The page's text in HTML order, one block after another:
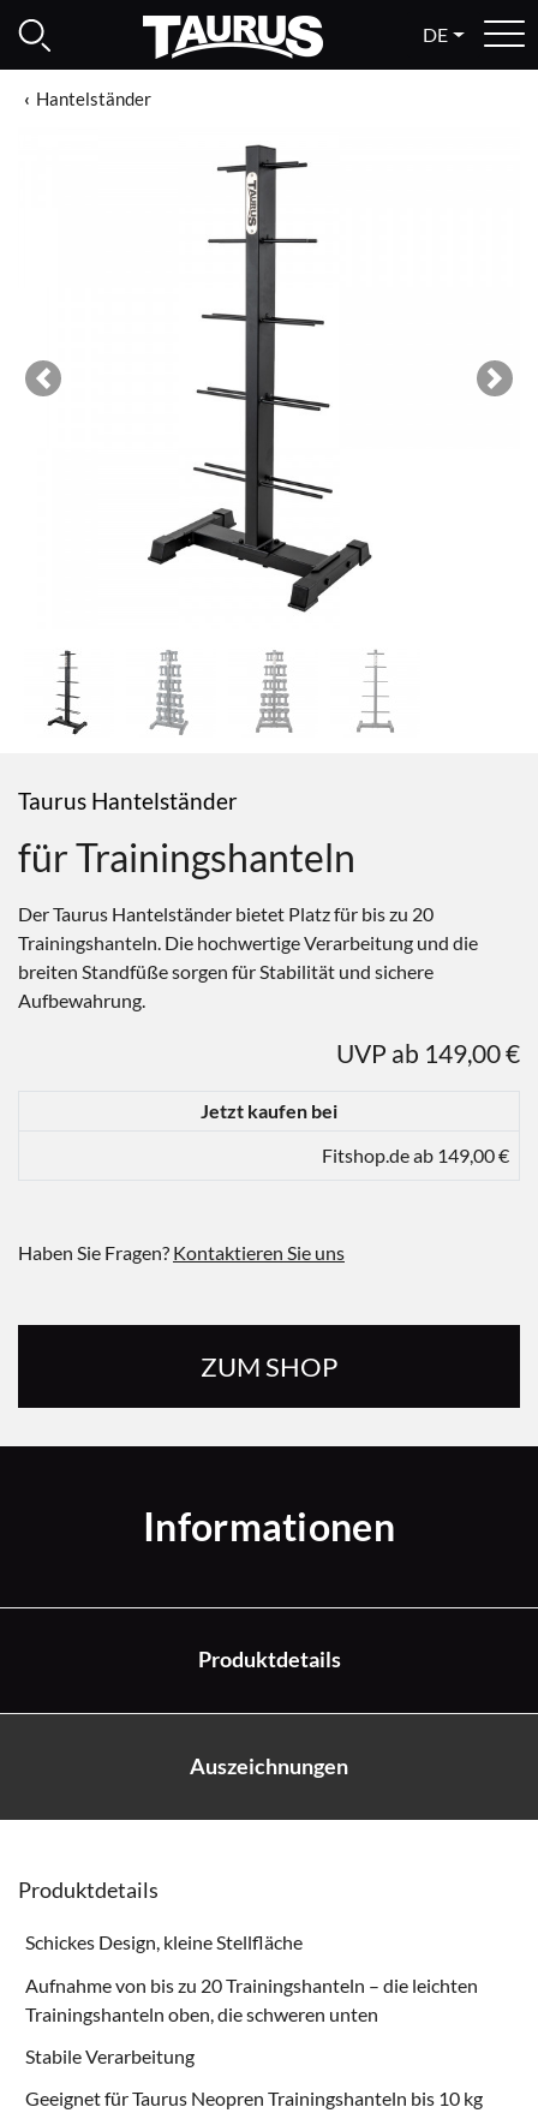
DE
Hantelständer
Previous Next
Taurus Hantelständer
für Trainingshanteln
Der Taurus Hantelständer bietet Platz für bis zu 20
Trainingshanteln. Die hochwertige Verarbeitung und die
breiten Standfüße sorgen für Stabilität und sichere
Aufbewahrung.
UVP ab 149,00 €
Jetzt kaufen bei
Fitshop.de ab 149,00 €
Haben Sie Fragen? Kontaktieren Sie uns
ZUM SHOP
Informationen
Produktdetails
Auszeichnungen
Produktdetails
Schickes Design, kleine Stellfläche
Aufnahme von bis zu 20 Trainingshanteln – die leichten
Trainingshanteln oben, die schweren unten
Stabile Verarbeitung
Geeignet fürTaurus Neopren Trainingshanteln bis 10 kg